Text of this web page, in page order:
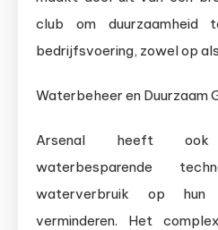
club om duurzaamheid
bedrijfsvoering, zowel op
Waterbeheer en Duurzaam
Arsenal heeft ook
waterbesparende
waterverbruik op hun
verminderen. Het